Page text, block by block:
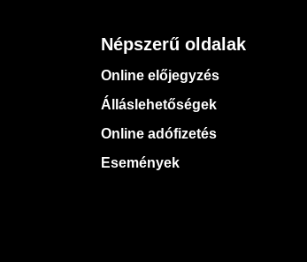
Népszerű oldalak
Online előjegyzés
Álláslehetőségek
Online adófizetés
Események